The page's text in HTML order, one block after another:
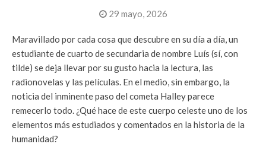
29 mayo, 2026
Maravillado por cada cosa que descubre en su día a día, un
estudiante de cuarto de secundaria de nombre Luís (sí, con
tilde) se deja llevar por su gusto hacia la lectura, las
radionovelas y las películas. En el medio, sin embargo, la
noticia del inminente paso del cometa Halley parece
remecerlo todo. ¿Qué hace de este cuerpo celeste uno de los
elementos más estudiados y comentados en la historia de la
humanidad?